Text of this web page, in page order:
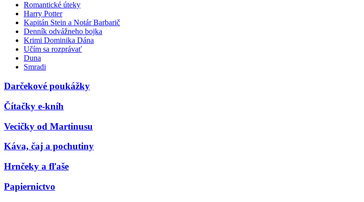
Romantické úteky
Harry Potter
Kapitán Stein a Notár Barbarič
Denník odvážneho bojka
Krimi Dominika Dána
Učím sa rozprávať
Duna
Smradi
Darčekové poukážky
Čítačky e-kníh
Vecičky od Martinusu
Káva, čaj a pochutiny
Hrnčeky a fľaše
Papiernictvo